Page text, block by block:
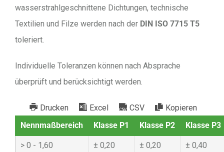
wasserstrahlgeschnittene Dichtungen, technische
Textilien und Filze werden nach der DIN ISO 7715 T5
toleriert.
Individuelle Toleranzen können nach Absprache
überprüft und berücksichtigt werden.
Drucken Excel CSV
Kopieren
Nennmaßbereich
Klasse P1 Klasse P2 Klasse P3
0 - 1,60 0,20 0,20 0,40